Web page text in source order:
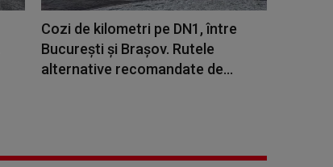
Cozi de kilometri pe DN1, între
București și Brașov. Rutele
alternative recomandate de...